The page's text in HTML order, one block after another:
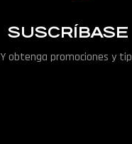
SUSCRÍBASE
Y obtenga promociones y